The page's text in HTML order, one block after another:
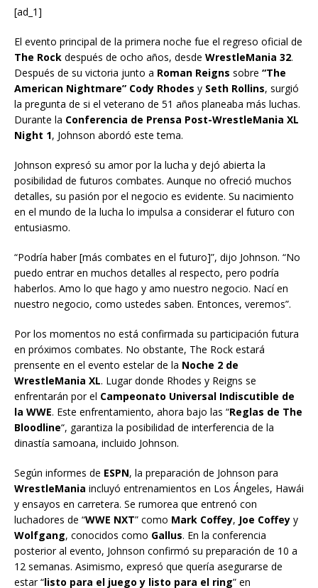
[ad_1]
El evento principal de la primera noche fue el regreso oficial de
The Rock después de ocho años, desde WrestleMania 32.
Después de su victoria junto a Roman Reigns sobre “The
American Nightmare” Cody Rhodes y Seth Rollins, surgió
la pregunta de si el veterano de 51 años planeaba más luchas.
Durante la Conferencia de Prensa Post-WrestleMania XL
Night 1, Johnson abordó este tema.
Johnson expresó su amor por la lucha y dejó abierta la
posibilidad de futuros combates. Aunque no ofreció muchos
detalles, su pasión por el negocio es evidente. Su nacimiento
en el mundo de la lucha lo impulsa a considerar el futuro con
entusiasmo.
“Podría haber [más combates en el futuro]”, dijo Johnson. “No
puedo entrar en muchos detalles al respecto, pero podría
haberlos. Amo lo que hago y amo nuestro negocio. Nací en
nuestro negocio, como ustedes saben. Entonces, veremos”.
Por los momentos no está confirmada su participación futura
en próximos combates. No obstante, The Rock estará
prensente en el evento estelar de la Noche 2 de
WrestleMania XL. Lugar donde Rhodes y Reigns se
enfrentarán por el Campeonato Universal Indiscutible de
la WWE. Este enfrentamiento, ahora bajo las “Reglas de The
Bloodline“, garantiza la posibilidad de interferencia de la
dinastía samoana, incluido Johnson.
Según informes de ESPN, la preparación de Johnson para
WrestleMania incluyó entrenamientos en Los Ángeles, Hawái
y ensayos en carretera. Se rumorea que entrenó con
luchadores de “WWE NXT” como Mark Coffey, Joe Coffey y
Wolfgang, conocidos como Gallus. En la conferencia
posterior al evento, Johnson confirmó su preparación de 10 a
12 semanas. Asimismo, expresó que quería asegurarse de
estar “listo para el juego y listo para el ring” en